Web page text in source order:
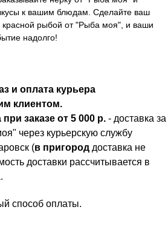
к вашим блюдам. Сделайте ваш
красной рыбой от "Рыба моя", и ваши
надолго!
и оплата курьера
клиентом.
заказе от 5 000 р. - доставка за
через курьерскую службу
(в пригород доставка не
доставки рассчитывается в
способ оплаты.